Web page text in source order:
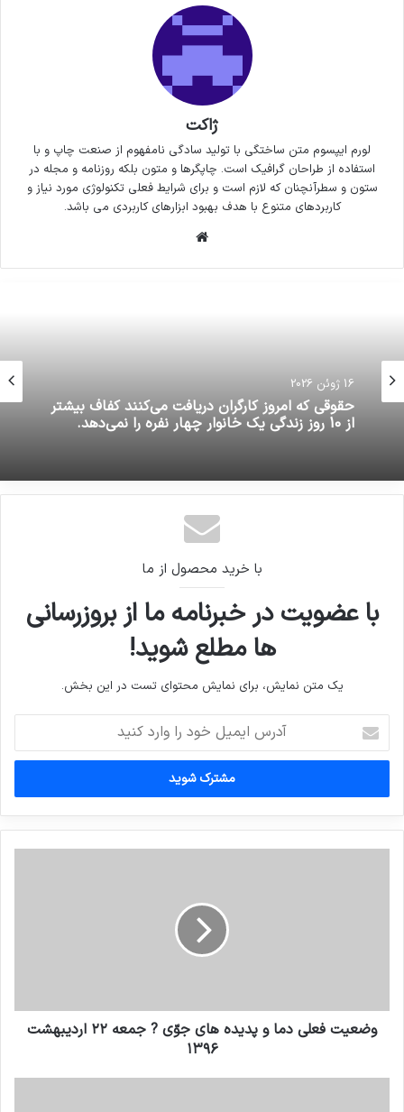
ژاکت
لورم ایپسوم متن ساختگی با تولید سادگی نامفهوم از صنعت چاپ و با
استفاده از طراحان گرافیک است. چاپگرها و متون بلکه روزنامه و مجله در
ستون و سطرآنچنان که لازم است و برای شرایط فعلی تکنولوژی مورد نیاز و
کاربردهای متنوع با هدف بهبود ابزارهای کاربردی می باشد.
16 ژوئن 2026
16 ژوئن 2026
با خرید محصول از ما
با عضویت در خبرنامه ما از بروزرسانی
ها مطلع شوید!
یک متن نمایش، برای نمایش محتوای تست در این بخش.
ایمیل
خود
وارد
کنید
وضعیت فعلی دما و پدیده های جوّی ? جمعه ۲۲ اردیبهشت
۱۳۹۶